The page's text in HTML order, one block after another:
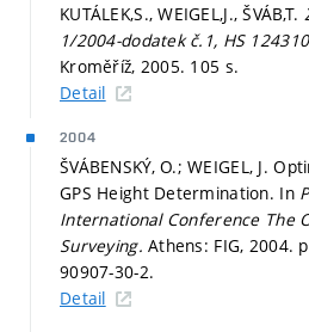
KUTÁLEK,S., WEIGEL,J., ŠVÁB,T.
1/2004-dodatek č.1, HS
Kroměříž, 2005. 105 s.
Detail
2004
ŠVÁBENSKÝ, O.; WEIGEL, J.
GPS Height Determination. In
International Conference The
Surveying.Athens: FIG, 2004.
90907-30-2.
Detail